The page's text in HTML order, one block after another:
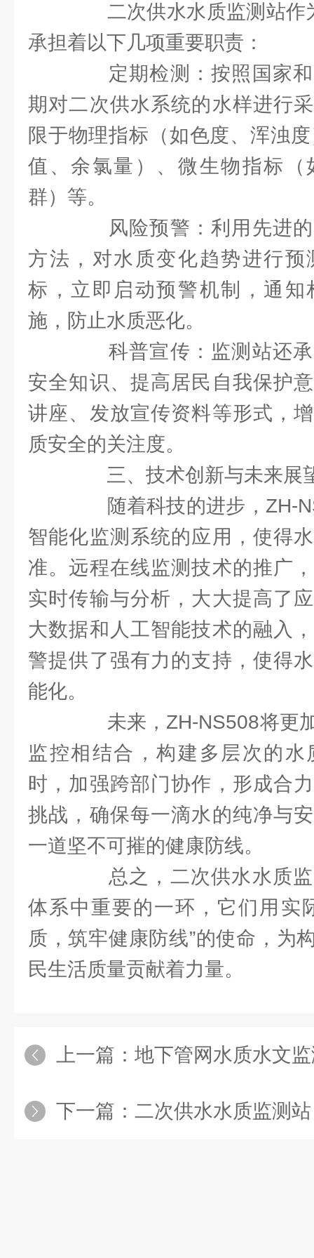
二次供水水质监测站作
承担着以下几项重要职责：
定期检测：按照国家和
期对二次供水系统的水样进行
限于物理指标（如色度、浑浊
值、余氯量）、微生物指标（
群）等。
风险预警：利用先进的
方法，对水质变化趋势进行
标，立即启动预警机制，通知
施，防止水质恶化。
科普宣传：监测站还承
安全知识、提高居民自我保护
讲座、发放宣传资料等形式，
质安全的关注度。
三、技术创新与未来展
随着科技的进步，ZH-
智能化监测系统的应用，使得
准。远程在线监测技术的推广
实时传输与分析，大大提高了
大数据和人工智能技术的融入
警提供了强有力的支持，使得
能化。
未来，ZH-NS508将更
监控相结合，构建多层次的
时，加强跨部门协作，形成合
挑战，确保每一滴水的纯净与
一道坚不可摧的健康防线。
总之，二次供水水质监
体系中重要的一环，它们用实
质，筑牢健康防线”的使命，为
民生活质量贡献着力量。
上一篇： 地下管网水质水文监测站大显神
下一篇： 二次供水水质监测站：实